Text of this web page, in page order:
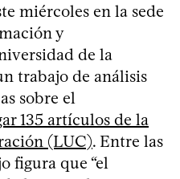
miércoles en la sede
y
de la
trabajo de análisis
sobre el
135 artículos de la
(LUC). Entre las
figura que “el